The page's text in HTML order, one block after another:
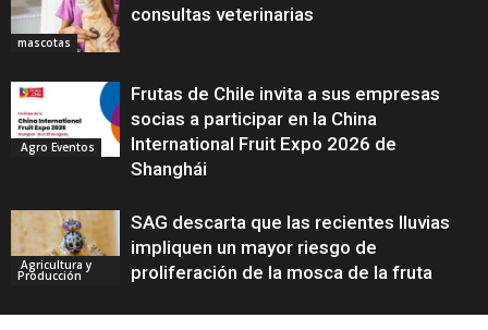
mascotas
consultas veterinarias
Agro Eventos
Frutas de Chile invita a sus empresas
socias a participar en la China
International Fruit Expo 2026 de
Shanghái
Agricultura y
Producción
SAG descarta que las recientes lluvias
impliquen un mayor riesgo de
proliferación de la mosca de la fruta